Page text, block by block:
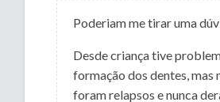
Poderiam me tirar uma
Desde criança tive
formação dos dentes, mas
foram relapsos e nunca